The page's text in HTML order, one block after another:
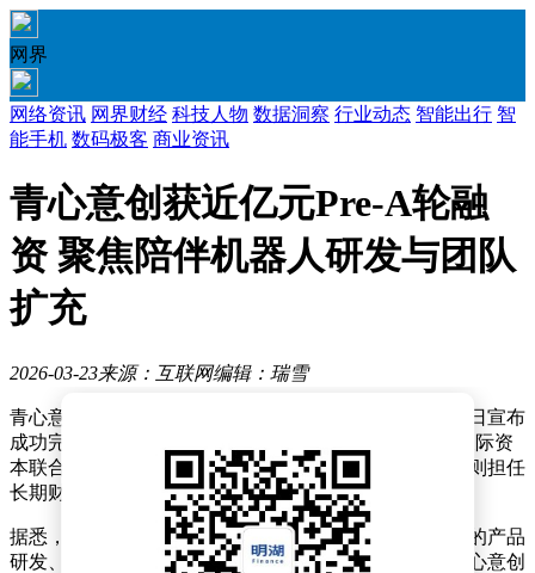
网界
网络资讯 网界财经 科技人物 数据洞察 行业动态 智能出行 智
能手机 数码极客 商业资讯
青心意创获近亿元Pre-A轮融
资 聚焦陪伴机器人研发与团队
扩充
2026-03-23来源：互联网编辑：瑞雪
青心意创，一家专注于陪伴机器人研发的创新企业，近日宣布
成功完成近亿元Pre-A轮融资。此次融资由厚雪资本与天际资
本联合领投，老股东乐朴资本继续追加投资，新辉资本则担任
长期财务顾问，为公司的持续发展注入强劲动力。
据悉，本轮融资资金将主要用于超小型双足陪伴机器人的产品
研发、技术平台搭建、核心算法迭代以及团队扩充。青心意创